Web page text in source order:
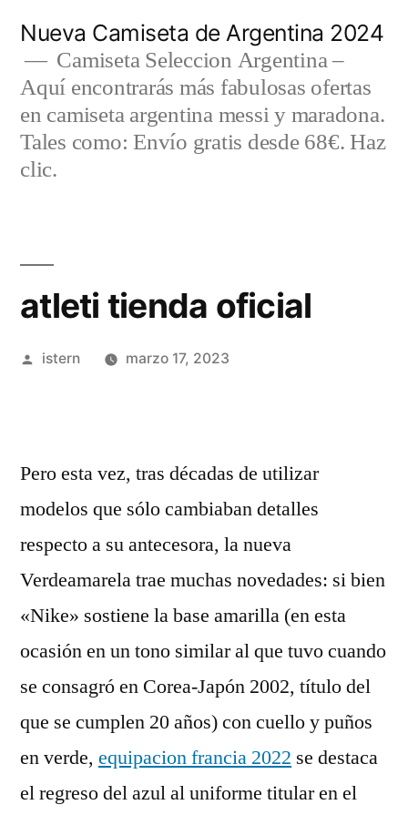
contenido
Nueva Camiseta de Argentina 2024
Camiseta Seleccion Argentina –
Aquí encontrarás más fabulosas ofertas
en camiseta argentina messi y maradona.
Tales como: Envío gratis desde 68€. Haz
clic.
atleti tienda oficial
Publicado
istern marzo 17, 2023
Pero esta vez, tras décadas de utilizar
modelos que sólo cambiaban detalles
respecto a su antecesora, la nueva
Verdeamarela trae muchas novedades: si bien
«Nike» sostiene la base amarilla (en esta
ocasión en un tono similar al que tuvo cuando
se consagró en Corea-Japón 2002, título del
que se cumplen 20 años) con cuello y puños
en verde, equipacion francia 2022 se destaca
el regreso del azul al uniforme titular en el